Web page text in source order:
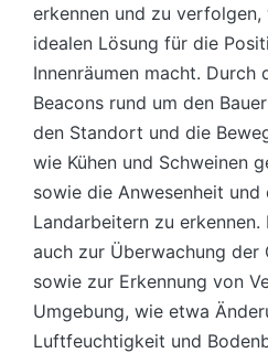
erkennen und zu verfolgen,
idealen Lösung für die
Innenräumen macht. Durch
Beacons rund um den
den Standort und die
wie Kühen und Schweinen
sowie die Anwesenheit
Landarbeitern zu erkennen.
auch zur Überwachung der
sowie zur Erkennung von
Umgebung, wie etwa
Luftfeuchtigkeit und